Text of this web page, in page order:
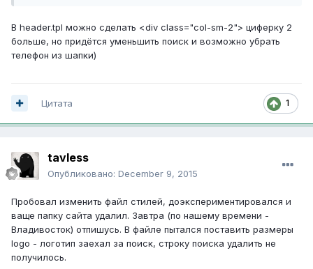
В header.tpl можно сделать <div class="col-sm-2"> циферку 2
больше, но придётся уменьшить поиск и возможно убрать
телефон из шапки)
1
Цитата
tavless
Опубликовано: December 9, 2015
Пробовал изменить файл стилей, доэкспериментировался и
ваще папку сайта удалил. Завтра (по нашему времени -
Владивосток) отпишусь. В файле пытался поставить размеры
logo - логотип заехал за поиск, строку поиска удалить не
получилось.